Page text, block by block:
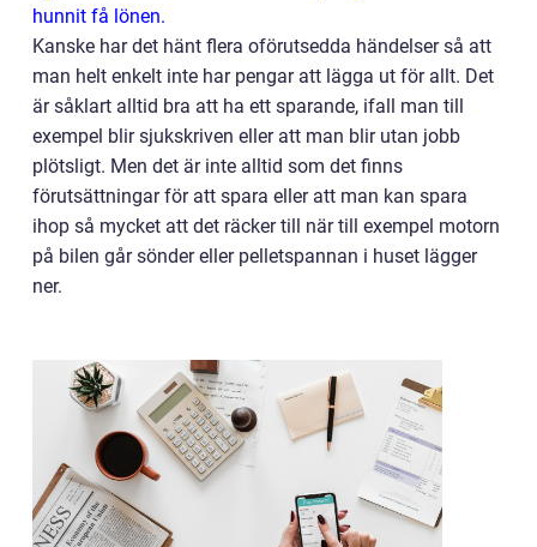
hunnit få lönen.
Kanske har det hänt flera oförutsedda händelser så att
man helt enkelt inte har pengar att lägga ut för allt. Det
är såklart alltid bra att ha ett sparande, ifall man till
exempel blir sjukskriven eller att man blir utan jobb
plötsligt. Men det är inte alltid som det finns
förutsättningar för att spara eller att man kan spara
ihop så mycket att det räcker till när till exempel motorn
på bilen går sönder eller pelletspannan i huset lägger
ner.